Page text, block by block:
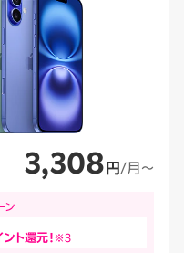
3,308 円 /月〜
ン
ント還元！※3